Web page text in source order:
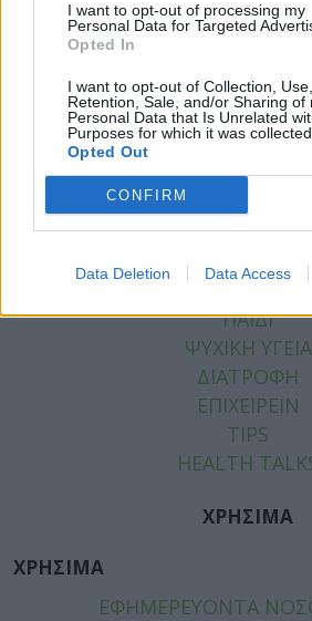
I want to opt-out of processing my
Personal Data for Targeted
Opted In
I want to opt-out of Collection, Use,
Retention, Sale, and/or Sharing of
Personal Data that Is Unrelated
Purposes for which it was collected.
Opted Out
CONFIRM
Data Deletion Data Access
Facebook
Twitter
Σημαντικές Ειδήσεις Υγείας
ΚΑΤΗΓΟΡΙΕΣ
ΠΑΙΔΙ
ΨΥΧΙΚΗ ΥΓΕΙΑ
ΔΙΑΤΡΟΦΗ
ΕΠΙΧΕΙΡΕΙΝ
TIPS
HEALTH
ΧΡΗΣΙΜΑ
ΧΡΗΣΙΜΑ
ΕΦΗΜΕΡΕΥΟΝΤΑ